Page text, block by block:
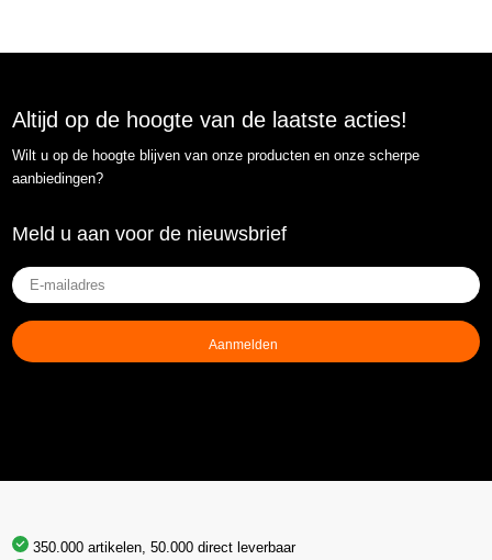
Altijd op de hoogte van de laatste acties!
Wilt u op de hoogte blijven van onze producten en onze scherpe
aanbiedingen?
Meld u aan voor de nieuwsbrief
E-
mailadres
(Vereist)
350.000 artikelen, 50.000 direct leverbaar